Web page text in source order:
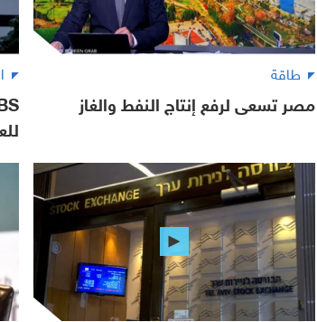
طاقة
مصر تسعى لرفع إنتاج النفط والغاز